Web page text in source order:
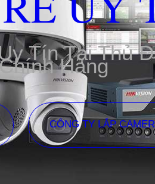
Tín Tại Thủ
Hãng
CÔNG TY LẮP